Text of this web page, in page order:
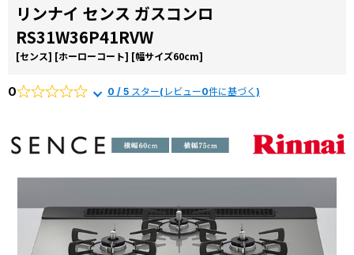
施工事例
質問
リンナイ センス ガスコンロ
RS31W36P41RVW
[センス] [ホーローコート] [幅サイズ60cm]
0 0 / 5 スター(レビュー0件に基づく)